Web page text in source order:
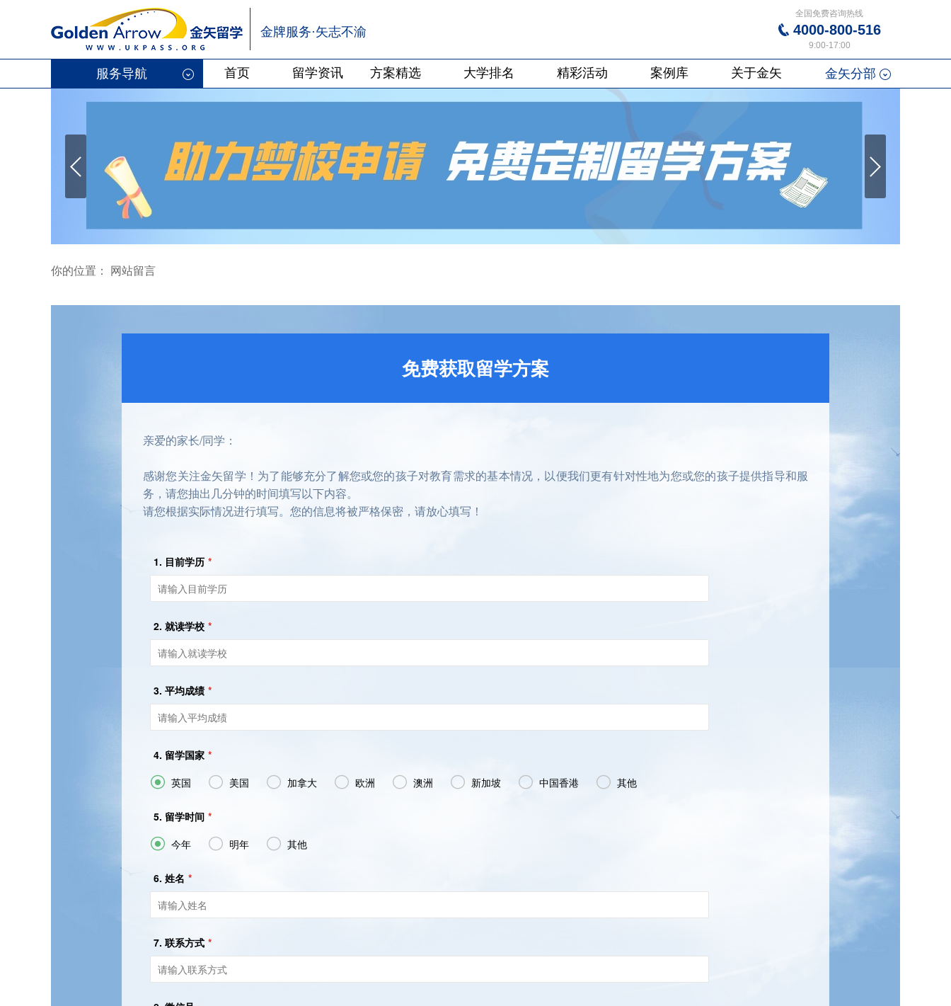
金牌服务·矢志不渝
全国免费咨询热线
4000-800-516
9:00-17:00
服务导航 首页 留学资讯 方案精选 大学排名 精彩活动 案例库 关于金矢 金矢分部
你的位置： 网站留言